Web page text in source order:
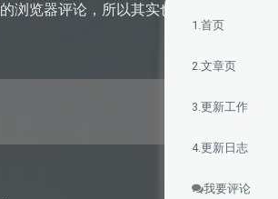
1.首页
2.文章页
3.更新工作
4.更新日志
我要评论
浏览器评论，所以其实也相当于没有,